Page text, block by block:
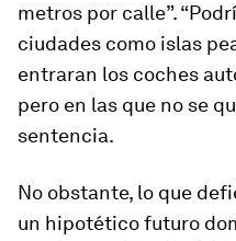
metros por calle”.
ciudades como islas
entraran los coches
pero en las que no se
sentencia.
No obstante, lo que
un hipotético futuro